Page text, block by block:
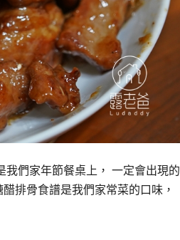
們家年節餐桌上， 一定會出現的
排骨食譜是我們家常菜的口味，